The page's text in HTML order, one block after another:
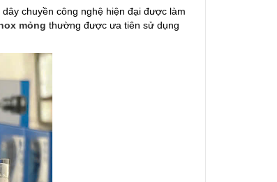
chuyền công nghệ hiện đại được làm
mỏng thường được ưa tiên sử dụng